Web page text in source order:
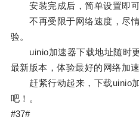
安装完成后，简单设置即可
不再受限于网络速度，尽情
验。
uinio加速器下载地址随时更
最新版本，体验最好的网络加速
赶紧行动起来，下载uinio加
吧！。
#37#